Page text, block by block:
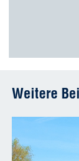
Weitere